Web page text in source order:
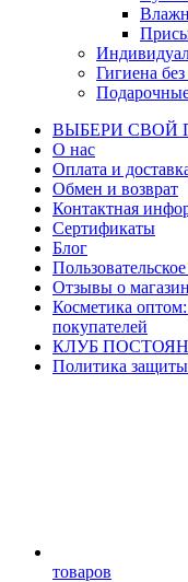
Гигиена
ВЫБЕРИ СВОЙ
О нас
Оплата и
Обмен и возврат
Контактная
Сертификаты
Блог
Отзывы о
Косметика
покупателей
КЛУБ
Политика
товаров